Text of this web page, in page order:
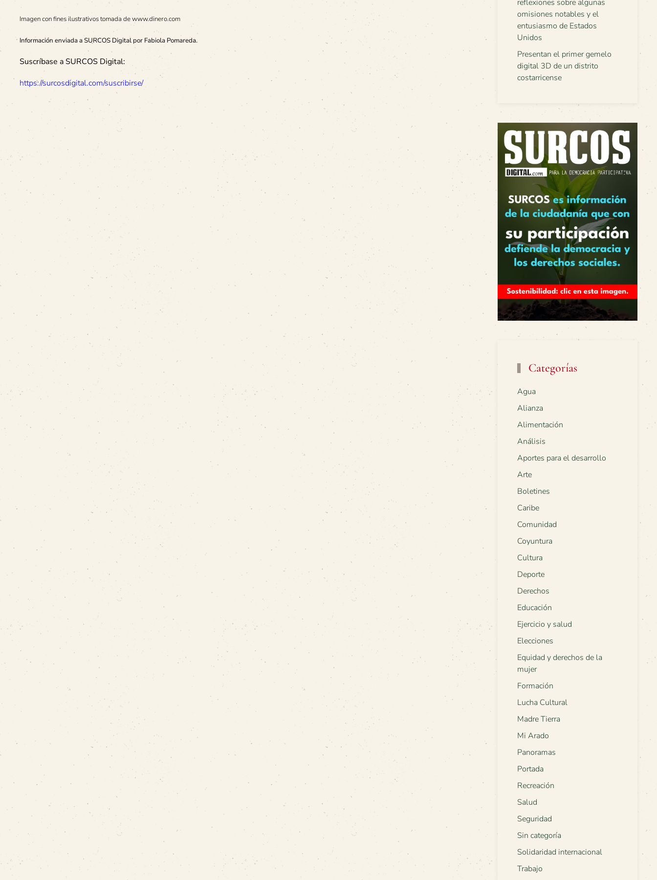
Imagen con fines ilustrativos tomada de www.dinero.com
Información enviada a SURCOS Digital por Fabiola Pomareda.
Suscríbase a SURCOS Digital:
https://surcosdigital.com/suscribirse/
reflexiones sobre algunas
omisiones notables y el
entusiasmo de Estados
Unidos
Presentan el primer gemelo
digital 3D de un distrito
costarricense
Categorías
Agua
Alianza
Alimentación
Análisis
Aportes para el desarrollo
Arte
Boletines
Caribe
Comunidad
Coyuntura
Cultura
Deporte
Derechos
Educación
Ejercicio y salud
Elecciones
Equidad y derechos de la
mujer
Formación
Lucha Cultural
Madre Tierra
Mi Arado
Panoramas
Portada
Recreación
Salud
Seguridad
Sin categoría
Solidaridad internacional
Trabajo